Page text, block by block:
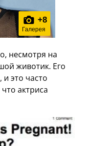
+8
Галерея
несмотря на
животик. Его
это часто
актриса